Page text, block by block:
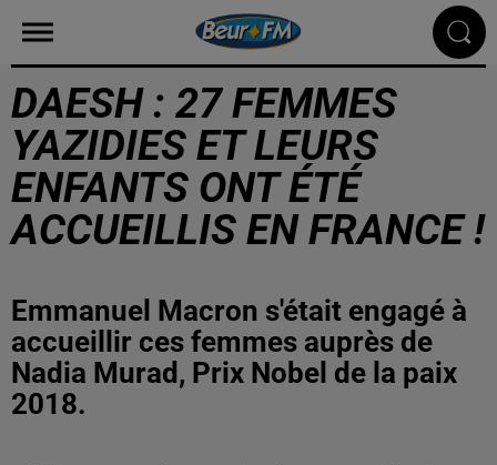
DAESH : 27 FEMMES
YAZIDIES ET LEURS
ENFANTS ONT ÉTÉ
ACCUEILLIS EN FRANCE !
Emmanuel Macron s'était engagé à
accueillir ces femmes auprès de
Nadia Murad, Prix Nobel de la paix
2018.